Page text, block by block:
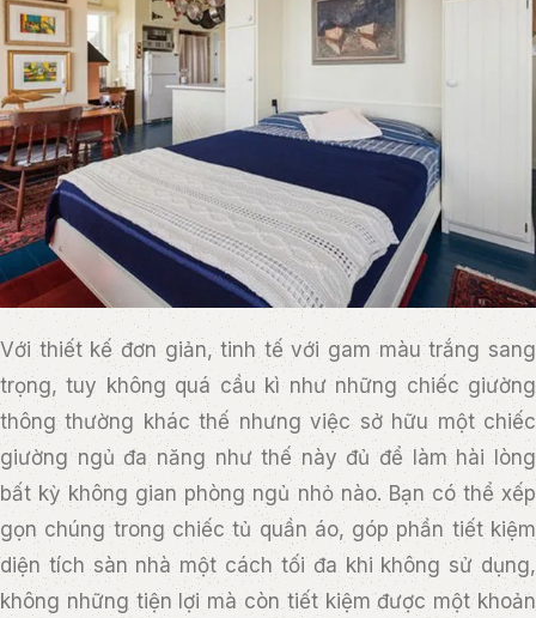
Với thiết kế đơn giản, tinh tế với gam màu trắng sang
trọng, tuy không quá cầu kì như những chiếc giường
thông thường khác thế nhưng việc sở hữu một chiếc
giường ngủ đa năng như thế này đủ để làm hài lòng
bất kỳ không gian phòng ngủ nhỏ nào. Bạn có thể xếp
gọn chúng trong chiếc tủ quần áo, góp phần tiết kiệm
diện tích sàn nhà một cách tối đa khi không sử dụng,
không những tiện lợi mà còn tiết kiệm được một khoản